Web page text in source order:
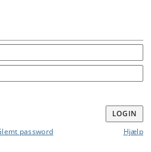
LOGIN
password Hjælp